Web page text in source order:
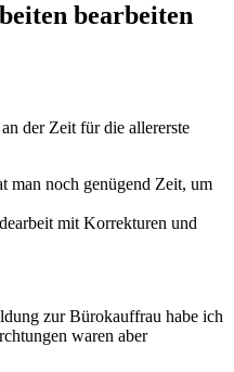
bearbeiten
der Zeit für die allererste
man noch genügend Zeit, um
mit Korrekturen und
zur Bürokauffrau habe ich
waren aber